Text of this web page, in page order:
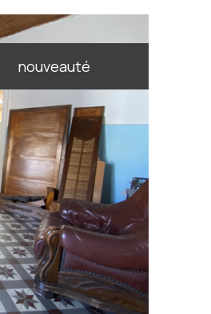
nouveauté